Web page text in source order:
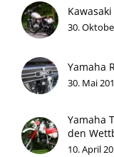
30.
Yamaha
30. Mai
Yamaha
den
10. April